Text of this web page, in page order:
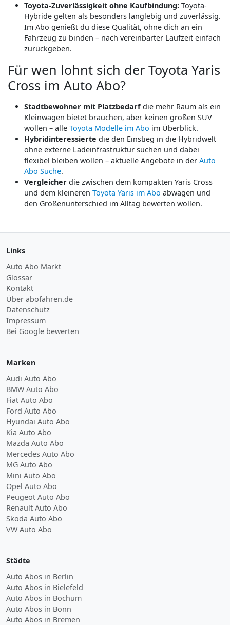
Toyota-Zuverlässigkeit ohne Kaufbindung: Toyota-
Hybride gelten als besonders langlebig und zuverlässig.
Im Abo genießt du diese Qualität, ohne dich an ein
Fahrzeug zu binden – nach vereinbarter Laufzeit einfach
zurückgeben.
Für wen lohnt sich der Toyota Yaris
Cross im Auto Abo?
Stadtbewohner mit Platzbedarf die mehr Raum als ein
Kleinwagen bietet brauchen, aber keinen großen SUV
wollen – alle Toyota Modelle im Abo im Überblick.
Hybridinteressierte die den Einstieg in die Hybridwelt
ohne externe Ladeinfrastruktur suchen und dabei
flexibel bleiben wollen – aktuelle Angebote in der Auto
Abo Suche.
Vergleicher die zwischen dem kompakten Yaris Cross
und dem kleineren Toyota Yaris im Abo abwägen und
den Größenunterschied im Alltag bewerten wollen.
Links
Auto Abo Markt
Glossar
Kontakt
Über abofahren.de
Datenschutz
Impressum
Bei Google bewerten
Marken
Audi Auto Abo
BMW Auto Abo
Fiat Auto Abo
Ford Auto Abo
Hyundai Auto Abo
Kia Auto Abo
Mazda Auto Abo
Mercedes Auto Abo
MG Auto Abo
Mini Auto Abo
Opel Auto Abo
Peugeot Auto Abo
Renault Auto Abo
Skoda Auto Abo
VW Auto Abo
Städte
Auto Abos in Berlin
Auto Abos in Bielefeld
Auto Abos in Bochum
Auto Abos in Bonn
Auto Abos in Bremen